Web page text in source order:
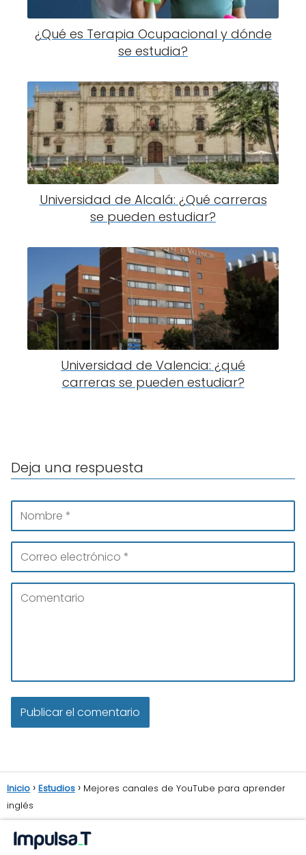
¿Qué es Terapia Ocupacional y dónde
se estudia?
Universidad de Alcalá: ¿Qué carreras
se pueden estudiar?
Universidad de Valencia: ¿qué
carreras se pueden estudiar?
Deja una respuesta
Inicio Estudios
Mejores canales de YouTube para aprender
inglés